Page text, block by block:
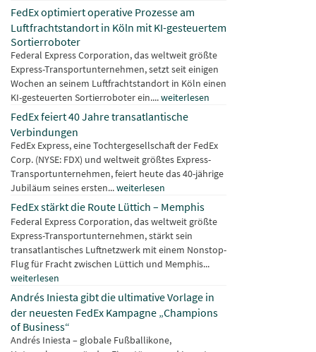
FedEx optimiert operative Prozesse am
Luftfrachtstandort in Köln mit KI-gesteuertem
Sortierroboter
Federal Express Corporation, das weltweit größte
Express-Transportunternehmen, setzt seit einigen
Wochen an seinem Luftfrachtstandort in Köln einen
KI-gesteuerten Sortierroboter ein....weiterlesen
FedEx feiert 40 Jahre transatlantische
Verbindungen
FedEx Express, eine Tochtergesellschaft der FedEx
Corp. (NYSE: FDX) und weltweit größtes Express-
Transportunternehmen, feiert heute das 40-jährige
Jubiläum seines ersten...weiterlesen
FedEx stärkt die Route Lüttich – Memphis
Federal Express Corporation, das weltweit größte
Express-Transportunternehmen, stärkt sein
transatlantisches Luftnetzwerk mit einem Nonstop-
Flug für Fracht zwischen Lüttich und Memphis...
weiterlesen
Andrés Iniesta gibt die ultimative Vorlage in
der neuesten FedEx Kampagne „Champions
of Business“
Andrés Iniesta – globale Fußballikone,